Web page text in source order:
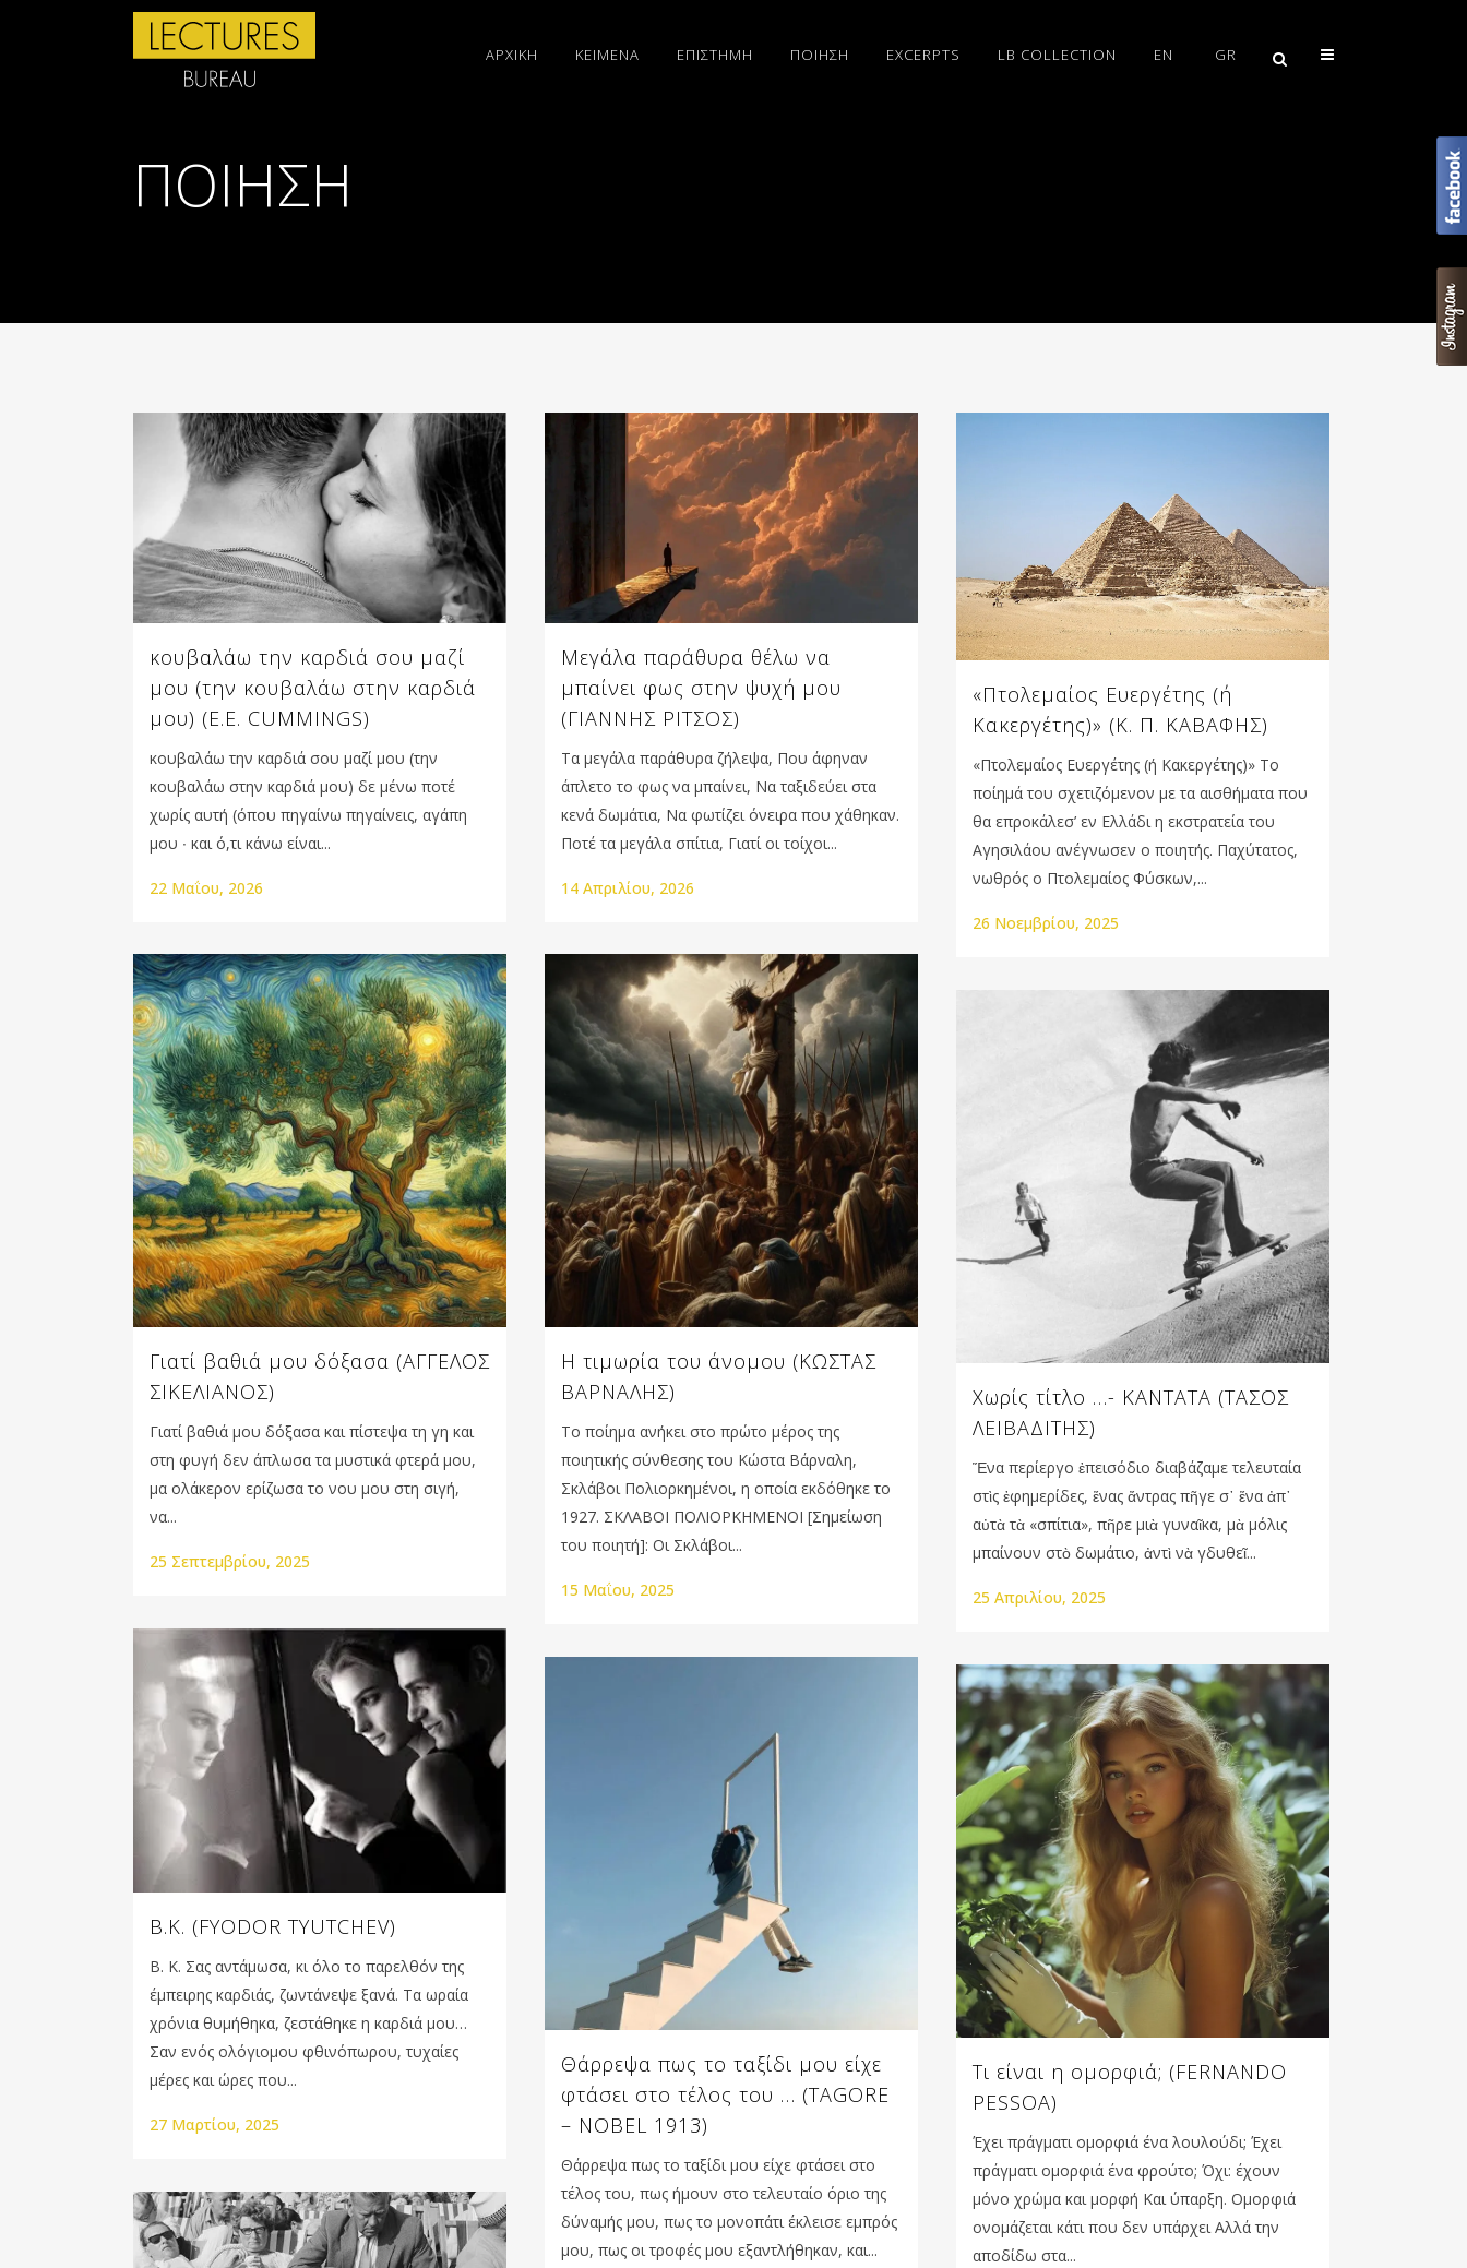
ΑΡΧΙΚΗ ΚΕΙΜΕΝΑ ΕΠΙΣΤΗΜΗ ΠΟΙΗΣΗ EXCERPTS LB COLLECTION EN GR
ΠΟΙΗΣΗ
κουβαλάω την καρδιά σου μαζί
μου (την κουβαλάω στην καρδιά
μου) (E.E. CUMMINGS)
κουβαλάω την καρδιά σου μαζί μου (την
κουβαλάω στην καρδιά μου) δε μένω ποτέ
χωρίς αυτή (όπου πηγαίνω πηγαίνεις, αγάπη
μου ∙ και ό,τι κάνω είναι...
22 Μαΐου, 2026
Μεγάλα παράθυρα θέλω να
μπαίνει φως στην ψυχή μου
(ΓΙΑΝΝΗΣ ΡΙΤΣΟΣ)
Τα μεγάλα παράθυρα ζήλεψα, Που άφηναν
άπλετο το φως να μπαίνει, Να ταξιδεύει στα
κενά δωμάτια, Να φωτίζει όνειρα που χάθηκαν.
Ποτέ τα μεγάλα σπίτια, Γιατί οι τοίχοι...
14 Απριλίου, 2026
«Πτολεμαίος Ευεργέτης (ή
Κακεργέτης)» (Κ. Π. ΚΑΒΑΦΗΣ)
«Πτολεμαίος Ευεργέτης (ή Κακεργέτης)» Το
ποίημά του σχετιζόμενον με τα αισθήματα που
θα επροκάλεσ’ εν Ελλάδι η εκστρατεία του
Αγησιλάου ανέγνωσεν ο ποιητής. Παχύτατος,
νωθρός ο Πτολεμαίος Φύσκων,...
26 Νοεμβρίου, 2025
Γιατί βαθιά μου δόξασα (ΑΓΓΕΛΟΣ
ΣΙΚΕΛΙΑΝΟΣ)
Γιατί βαθιά μου δόξασα και πίστεψα τη γη και
στη φυγή δεν άπλωσα τα μυστικά φτερά μου,
μα ολάκερον ερίζωσα το νου μου στη σιγή,
να...
25 Σεπτεμβρίου, 2025
Η τιμωρία του άνομου (ΚΩΣΤΑΣ
ΒΑΡΝΑΛΗΣ)
Το ποίημα ανήκει στο πρώτο μέρος της
ποιητικής σύνθεσης του Κώστα Βάρναλη,
Σκλάβοι Πολιορκημένοι, η οποία εκδόθηκε το
1927. ΣΚΛΑΒΟΙ ΠΟΛΙΟΡΚΗΜΕΝΟΙ [Σημείωση
του ποιητή]: Οι Σκλάβοι...
15 Μαΐου, 2025
Χωρίς τίτλο …- ΚΑΝΤΑΤΑ (ΤΑΣΟΣ
ΛΕΙΒΑΔΙΤΗΣ)
Ἕνα περίεργο ἐπεισόδιο διαβάζαμε τελευταία
στὶς ἐφημερίδες, ἕνας ἄντρας πῆγε σ᾿ ἕνα ἀπ᾿
αὐτὰ τὰ «σπίτια», πῆρε μιὰ γυναῖκα, μὰ μόλις
μπαίνουν στὸ δωμάτιο, ἀντὶ νὰ γδυθεῖ...
25 Απριλίου, 2025
Β.Κ. (FYODOR TYUTCHEV)
Β. Κ. Σας αντάμωσα, κι όλο το παρελθόν της
έμπειρης καρδιάς, ζωντάνεψε ξανά. Τα ωραία
χρόνια θυμήθηκα, ζεστάθηκε η καρδιά μου…
Σαν ενός ολόγιομου φθινόπωρου, τυχαίες
μέρες και ώρες που...
27 Μαρτίου, 2025
Θάρρεψα πως το ταξίδι μου είχε
φτάσει στο τέλος του … (TAGORE
– NOBEL 1913)
Θάρρεψα πως το ταξίδι μου είχε φτάσει στο
τέλος του, πως ήμουν στο τελευταίο όριο της
δύναμής μου, πως το μονοπάτι έκλεισε εμπρός
μου, πως οι τροφές μου εξαντλήθηκαν, και...
Τι είναι η ομορφιά; (FERNANDO
PESSOA)
Έχει πράγματι ομορφιά ένα λουλούδι; Έχει
πράγματι ομορφιά ένα φρούτο; Όχι: έχουν
μόνο χρώμα και μορφή Και ύπαρξη. Ομορφιά
ονομάζεται κάτι που δεν υπάρχει Αλλά την
αποδίδω στα...